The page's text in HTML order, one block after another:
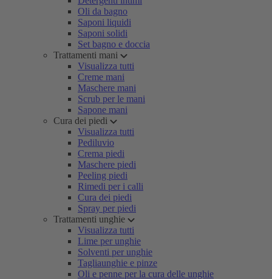
Oli da bagno
Saponi liquidi
Saponi solidi
Set bagno e doccia
Trattamenti mani
Visualizza tutti
Creme mani
Maschere mani
Scrub per le mani
Sapone mani
Cura dei piedi
Visualizza tutti
Pediluvio
Crema piedi
Maschere piedi
Peeling piedi
Rimedi per i calli
Cura dei piedi
Spray per piedi
Trattamenti unghie
Visualizza tutti
Lime per unghie
Solventi per unghie
Tagliaunghie e pinze
Oli e penne per la cura delle unghie